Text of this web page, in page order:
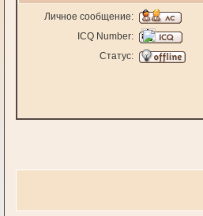
Личное сообщение:
ICQ Number:
Статус: